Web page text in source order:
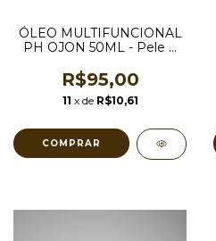
ÓLEO MULTIFUNCIONAL
PH OJON 50ML - Pele &
R$95,00
11 x de R$10,61